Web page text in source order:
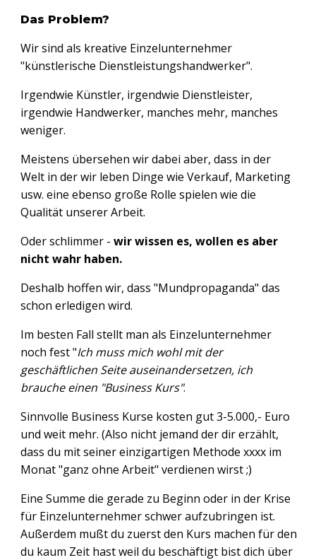
Das Problem?
Wir sind als kreative Einzelunternehmer
"künstlerische Dienstleistungshandwerker".
Irgendwie Künstler, irgendwie Dienstleister,
irgendwie Handwerker, manches mehr, manches
weniger.
Meistens übersehen wir dabei aber, dass in der
Welt in der wir leben Dinge wie Verkauf, Marketing
usw. eine ebenso große Rolle spielen wie die
Qualität unserer Arbeit.
Oder schlimmer - wir wissen es, wollen es aber
nicht wahr haben.
Deshalb hoffen wir, dass "Mundpropaganda" das
schon erledigen wird.
Im besten Fall stellt man als Einzelunternehmer
noch fest "Ich muss mich wohl mit der
geschäftlichen Seite auseinandersetzen, ich
brauche einen "Business Kurs".
Sinnvolle Business Kurse kosten gut 3-5.000,- Euro
und weit mehr. (Also nicht jemand der dir erzählt,
dass du mit seiner einzigartigen Methode xxxx im
Monat "ganz ohne Arbeit" verdienen wirst ;)
Eine Summe die gerade zu Beginn oder in der Krise
für Einzelunternehmer schwer aufzubringen ist.
Außerdem mußt du zuerst den Kurs machen für den
du kaum Zeit hast weil du beschäftigt bist dich über